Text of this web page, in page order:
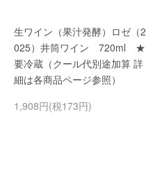
生ワイン（果汁発酵）ロゼ（2
025）井筒ワイン 720ml ★
要冷蔵（クール代別途加算 詳
細は各商品ページ参照）
1,908円(税173円)